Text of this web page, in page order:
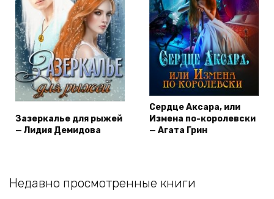
Зазеркалье для рыжей
— Лидия Демидова
Сердце Аксара, или
Измена по-королевски
— Агата Грин
Недавно просмотренные книги